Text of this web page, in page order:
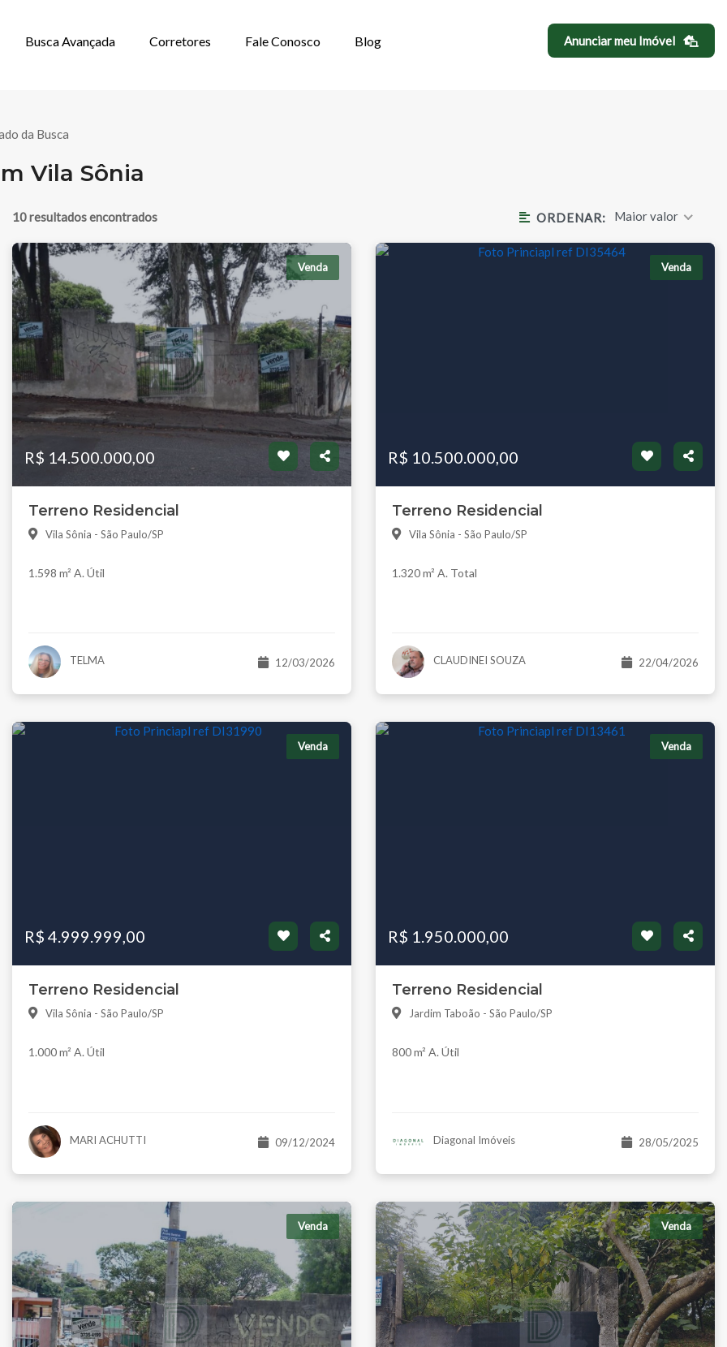
Busca Avançada Corretores Fale Conosco Blog Anunciar meu Imóvel
À VENDA EM VILA
da Busca
Vila Sônia
Apartamento
Bonfiglioli - São Paulo/SP
Casa Assobradada
Ferreira - São Paulo/SP
Terreno
Jardim Ester - São
10 resultados encontrados ORDENAR: Maior valor
Venda
R$ 14.500.000,00
Terreno Residencial
Vila Sônia - São Paulo/SP
1.598 m² A. Útil
TELMA 12/03/2026
Venda
R$ 10.500.000,00
Terreno Residencial
Vila Sônia - São Paulo/SP
1.320 m² A. Total
CLAUDINEI SOUZA 22/04/2026
Venda
R$ 4.999.999,00
Terreno Residencial
Vila Sônia - São Paulo/SP
1.000 m² A. Útil
MARI ACHUTTI 09/12/2024
Venda
R$ 1.950.000,00
Terreno Residencial
Jardim Taboão - São Paulo/SP
800 m² A. Útil
Diagonal Imóveis 28/05/2025
Venda Venda